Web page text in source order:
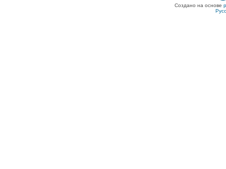
Создано на основе